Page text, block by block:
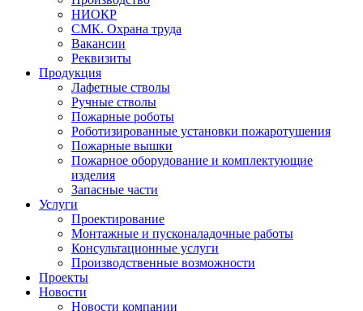
НИОКР
СМК. Охрана труда
Вакансии
Реквизиты
Продукция
Лафетные стволы
Ручные стволы
Пожарные роботы
Роботизированные установки пожаротушения
Пожарные вышки
Пожарное оборудование и комплектующие
изделия
Запасные части
Услуги
Проектирование
Монтажные и пусконаладочные работы
Консультационные услуги
Производственные возможности
Проекты
Новости
Новости компании